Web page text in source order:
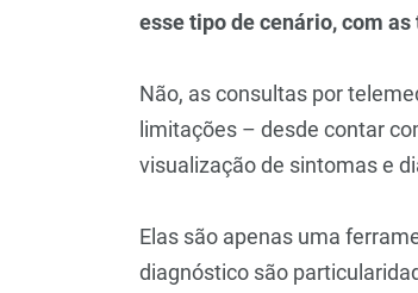
esse tipo de cenário, com
Não, as consultas por
limitações – desde contar
visualização de sintomas e
Elas são apenas uma
diagnóstico são